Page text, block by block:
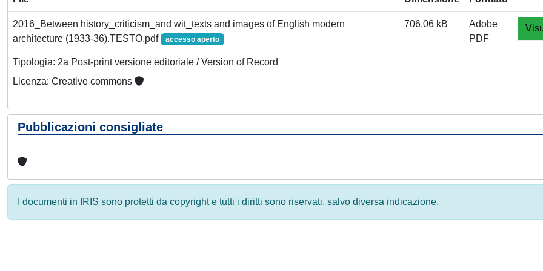
2016_Between history_criticism_and wit_texts and images of English modern
architecture (1933-36).TESTO.pdf
accesso aperto
Tipologia: 2a Post-print versione editoriale / Version of Record
Licenza: Creative commons
706.06 kB
Adobe
PDF
Pubblicazioni consigliate
I documenti in IRIS sono protetti da copyright e tutti i diritti sono riservati, salvo diversa indicazione.